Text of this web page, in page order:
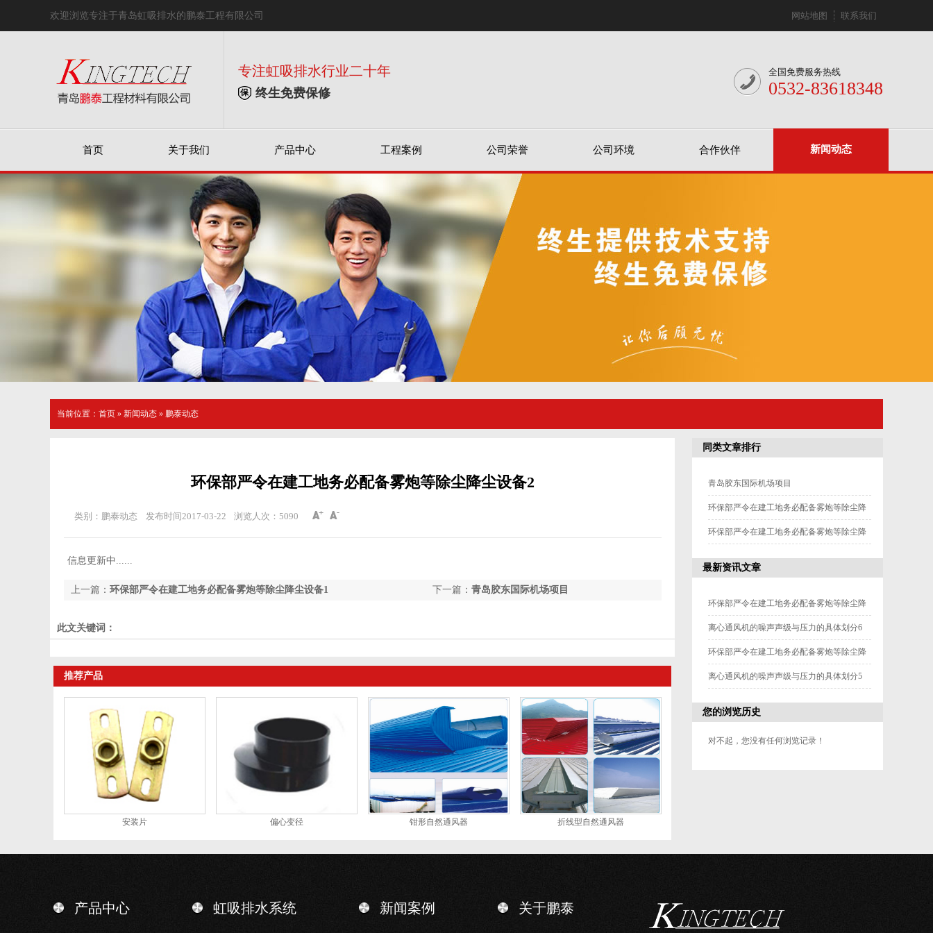
欢迎浏览专注于青岛虹吸排水的鹏泰工程有限公司 网站地图 联系我们
专注虹吸排水行业二十年
终生免费保修
全国免费服务热线
0532-83618348
首页 关于我们 产品中心 工程案例 公司荣誉 公司环境 合作伙伴 新闻动态
当前位置： 首页 » 新闻动态 » 鹏泰动态
环保部严令在建工地务必配备雾炮等除尘降尘设备2
类别：鹏泰动态 发布时间2017-03-22 浏览人次： 5090
信息更新中......
下一篇： 青岛胶东国际机场项目
上一篇： 环保部严令在建工地务必配备雾炮等除尘降尘设备1
此文关键词：
推荐产品
安装片 偏心变径 钳形自然通风器 折线型自然通风器
同类文章排行
青岛胶东国际机场项目
环保部严令在建工地务必配备雾炮等除尘降
环保部严令在建工地务必配备雾炮等除尘降
最新资讯文章
环保部严令在建工地务必配备雾炮等除尘降
离心通风机的噪声声级与压力的具体划分6
环保部严令在建工地务必配备雾炮等除尘降
离心通风机的噪声声级与压力的具体划分5
您的浏览历史
对不起，您没有任何浏览记录！
产品中心 虹吸排水系统 新闻案例 关于鹏泰